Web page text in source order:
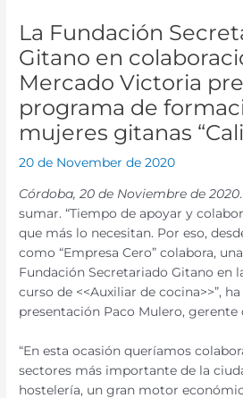
La Fundación
Gitano en
Mercado Victoria
programa de
mujeres gitanas
20 de November de 2020
Córdoba, 20 de Noviembre de 2020
sumar. “Tiempo de apoyar y
que más lo necesitan. Por eso,
como “Empresa Cero” colabora,
Fundación Secretariado Gitano en
curso de <<Auxiliar de cocina>>”,
presentación Paco Mulero, gerente
“En esta ocasión queríamos
sectores más importante de la
hostelería, un gran motor